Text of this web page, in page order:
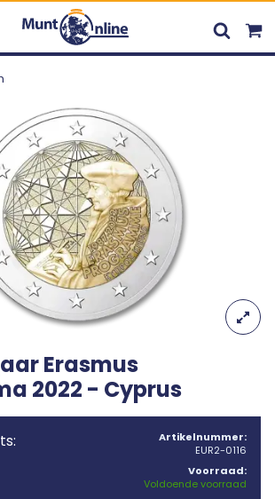
Erasmus
2022 - Cyprus
Artikelnummer:
EUR2-0116
Voorraad:
Voldoende voorraad